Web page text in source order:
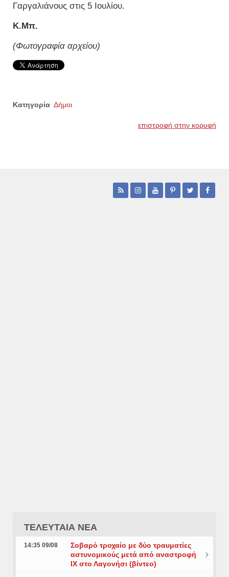
Γαργαλιάνους στις 5 Ιουλίου.
Κ.Μπ.
(Φωτογραφία αρχείου)
Κατηγορία Δήμοι
επιστροφή στην κορυφή
ΤΕΛΕΥΤΑΙΑ ΝΕΑ
14:35 09/08
Σοβαρό τροχαίο με δύο τραυματίες
αστυνομικούς μετά από αναστροφή
ΙΧ στο Λαγονήσι (βίντεο)